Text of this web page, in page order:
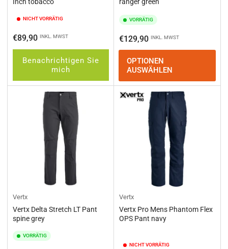
NICHT VORRÄTIG
Normaler
Preis
€89,90 INKL. MWST
Benachrichtigen Sie
mich
VORRÄTIG
Normaler
Preis
€129,90 INKL. MWST
OPTIONEN
AUSWÄHLEN
Vertx
Vertx Delta Stretch LT Pant
spine grey
VORRÄTIG
Vertx
Vertx Pro Mens Phantom Flex
OPS Pant navy
NICHT VORRÄTIG